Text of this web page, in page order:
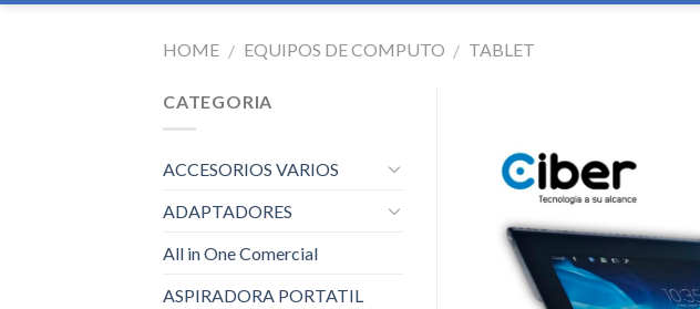
HOME / EQUIPOS DE COMPUTO / TABLET
CATEGORIA
ACCESORIOS VARIOS
ADAPTADORES
All in One Comercial
ASPIRADORA PORTATIL